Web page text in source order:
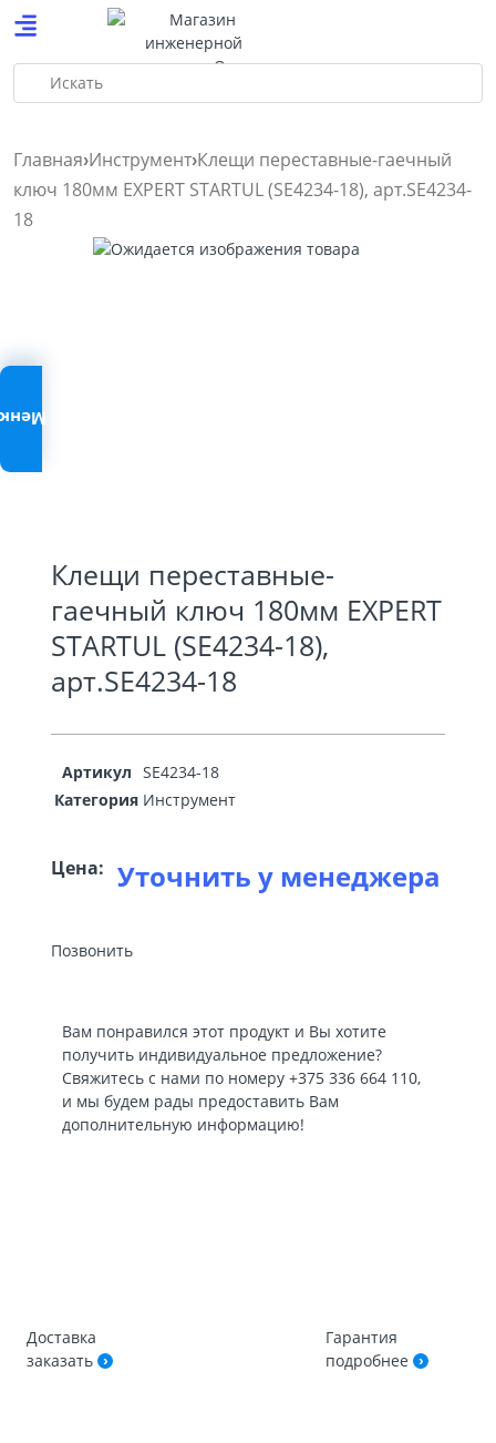
Искать
Главная Инструмент Клещи переставные-гаечный
ключ 180мм EXPERT STARTUL (SE4234-18), арт.SE4234-
18
Клещи переставные-
гаечный ключ 180мм EXPERT
STARTUL (SE4234-18),
арт.SE4234-18
Артикул SE4234-18
Категория Инструмент
Цена: Уточнить у менеджера
Позвонить
Вам понравился этот продукт и Вы хотите
получить индивидуальное предложение?
Свяжитесь с нами по номеру +375 336 664 110,
и мы будем рады предоставить Вам
дополнительную информацию!
Доставка
заказать
Гарантия
подробнее